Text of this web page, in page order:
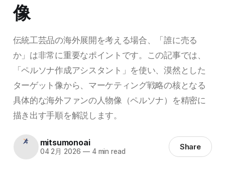
像
伝統工芸品の海外展開を考える場合、「誰に売る
か」は非常に重要なポイントです。この記事では、
「ペルソナ作成アシスタント」を使い、漠然とした
ターゲット像から、マーケティング戦略の核となる
具体的な海外ファンの人物像（ペルソナ）を精密に
描き出す手順を解説します。
mitsumonoai
04 2月 2026 —4 min read Share